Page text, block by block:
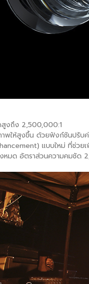
งถึง 2,500,000:1
พให้สูงขึ้น ด้วยฟังก์ชันปรับ
แบบใหม่ ที่ช่วยเ
หมด อัตราส่วนความคมชัด